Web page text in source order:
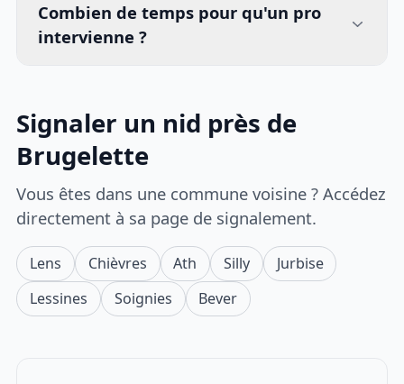
Combien de temps pour qu'un pro
intervienne ?
Signaler un nid près de
Brugelette
Vous êtes dans une commune voisine ? Accédez
directement à sa page de signalement.
Lens Chièvres Ath Silly
Jurbise
Lessines
Soignies Bever